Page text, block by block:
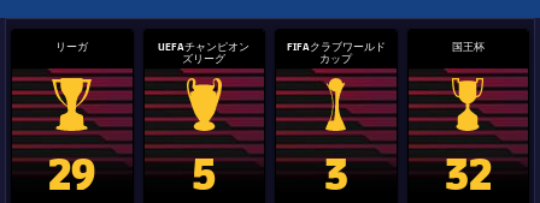
リーガ
La Liga trophy
29
UEFAチャンピオン
ズリーグ
Champions League trophy
5
FIFAクラブワールド
カップ
label.aria.clubworldcup
3
国王杯
国王杯
32